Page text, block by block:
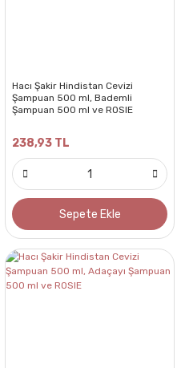
Hacı Şakir Hindistan Cevizi
Şampuan 500 ml, Bademli
Şampuan 500 ml ve ROSIE
238,93 TL
Sepete Ekle